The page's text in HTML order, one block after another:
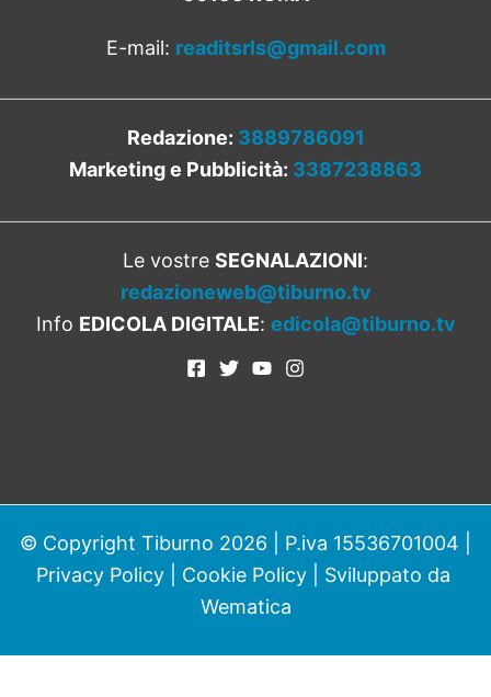
E-mail: readitsrls@gmail.com
Redazione: 3889786091
Marketing e Pubblicità: 3387238863
Le vostre SEGNALAZIONI:
redazioneweb@tiburno.tv
Info EDICOLA DIGITALE: edicola@tiburno.tv
© Copyright Tiburno 2026 | P.iva 15536701004 |
Privacy Policy| Cookie Policy| Sviluppato da
Wematica